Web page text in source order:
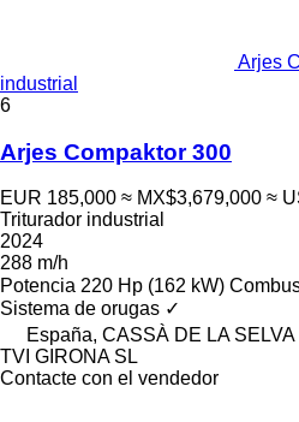
Arjes
industrial
6
Arjes Compaktor 300
EUR 185,000 ≈ MX$3,679,000 ≈
Triturador industrial
2024
288 m/h
Potencia 220 Hp (162 kW)
Sistema de orugas ✓
España, CASSÀ DE LA SELVA
TVI GIRONA SL
Contacte con el vendedor